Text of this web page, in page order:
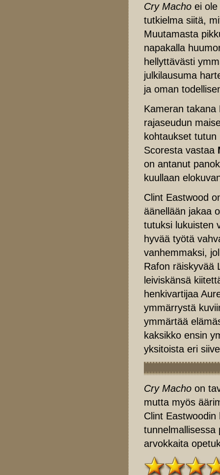
Cry Macho ei
tutkielma siitä,
Muutamasta
napakalla
hellyttävästi
julkilausuma
ja oman
Kameran takana
rajaseudun
kohtaukset tutun
Scoresta vastaa
on antanut
kuullaan
Clint Eastwood
äänellään jakaa
tutuksi lukuisten
hyvää työtä
vanhemmaksi,
Rafon räiskyvää
leiviskänsä
henkivartijaa
ymmärrystä
ymmärtää
kaksikko ensin
yksitoista eri
Cry Macho on
mutta myös
Clint
tunnelmallisessa
arvokkaita